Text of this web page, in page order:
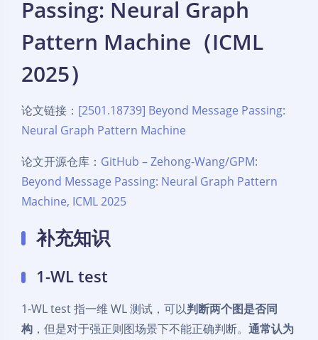
Passing: Neural Graph
Pattern Machine（ICML
2025）
论文链接： [2501.18739] Beyond Message Passing:
Neural Graph Pattern Machine
论文开源仓库： GitHub – Zehong-Wang/GPM:
Beyond Message Passing: Neural Graph Pattern
Machine, ICML 2025
补充知识
1-WL test
1-WL test 指一维 WL 测试，可以判断两个图是否同
构 ，但是对于强正则图场景下不能正确判断。 通常认为